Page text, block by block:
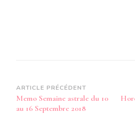
Navigation
d’article
ARTICLE PRÉCÉDENT
Memo Semaine astrale du 10
au 16 Septembre 2018